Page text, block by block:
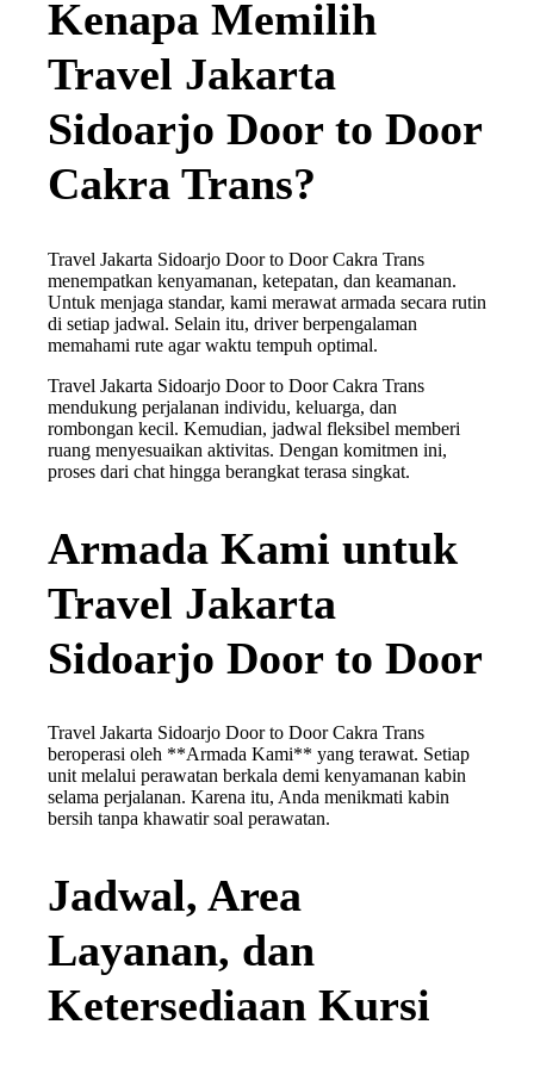
Kenapa Memilih
Travel Jakarta
Sidoarjo Door to Door
Cakra Trans?
Travel Jakarta Sidoarjo Door to Door Cakra Trans
menempatkan kenyamanan, ketepatan, dan keamanan.
Untuk menjaga standar, kami merawat armada secara rutin
di setiap jadwal. Selain itu, driver berpengalaman
memahami rute agar waktu tempuh optimal.
Travel Jakarta Sidoarjo Door to Door Cakra Trans
mendukung perjalanan individu, keluarga, dan
rombongan kecil. Kemudian, jadwal fleksibel memberi
ruang menyesuaikan aktivitas. Dengan komitmen ini,
proses dari chat hingga berangkat terasa singkat.
Armada Kami untuk
Travel Jakarta
Sidoarjo Door to Door
Travel Jakarta Sidoarjo Door to Door Cakra Trans
beroperasi oleh **Armada Kami** yang terawat. Setiap
unit melalui perawatan berkala demi kenyamanan kabin
selama perjalanan. Karena itu, Anda menikmati kabin
bersih tanpa khawatir soal perawatan.
Jadwal, Area
Layanan, dan
Ketersediaan Kursi